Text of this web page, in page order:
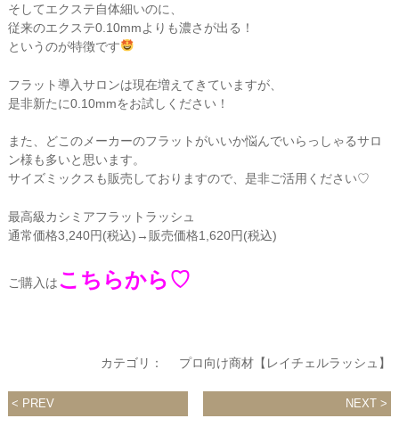
そしてエクステ自体細いのに、
従来のエクステ0.10mmよりも濃さが出る！
というのが特徴です
フラット導入サロンは現在増えてきていますが、
是非新たに0.10mmをお試しください！
また、どこのメーカーのフラットがいいか悩んでいらっしゃるサロ
ン様も多いと思います。
サイズミックスも販売しておりますので、是非ご活用ください♡
最高級カシミアフラットラッシュ
通常価格3,240円(税込)→販売価格1,620円(税込)
ご購入はこちらから♡
カテゴリ： プロ向け商材【レイチェルラッシュ】
PREV NEXT